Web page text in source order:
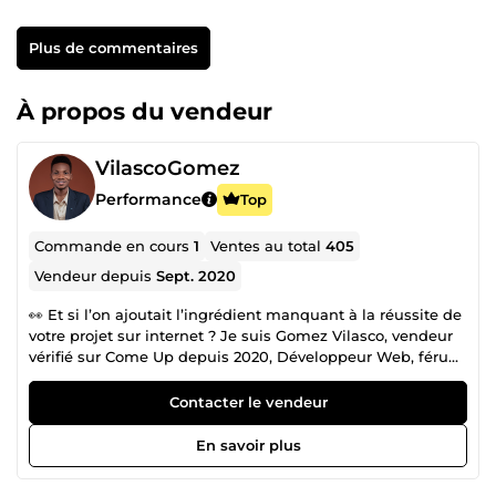
Plus de commentaires
À propos du vendeur
VilascoGomez
Performance Top
Commande en cours1 Ventes au total405
Vendeur depuisSept. 2020
👀 Et si l’on ajoutait l’ingrédient manquant à la réussite de
votre projet sur internet ? Je suis Gomez Vilasco, vendeur
vérifié sur Come Up depuis 2020, Développeur Web, féru
du marketing digital et de la prospection en ligne avec
5ans d’expérience. J’aime accompagner les particuliers,
professionnels et les entreprises à construire et performer
leur business en ligne. Mes Statistiques 📊 sur Come Up ::
🎯 Projets finalisés : ➕ de 355 ❤ Taux de satisfaction : 99% ✨
Contacter le vendeur
En savoir plus